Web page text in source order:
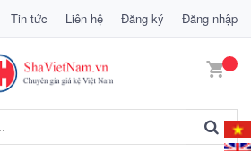
Tin tức Liên hệ Đăng ký Đăng nhập